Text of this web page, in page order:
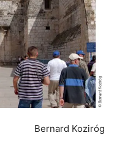
Bernard Koziróg